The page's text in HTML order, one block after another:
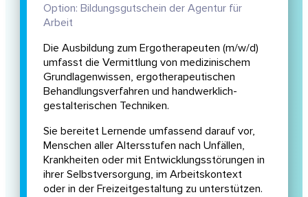
Option: Bildungsgutschein der Agentur für
Arbeit
Die Ausbildung zum Ergotherapeuten (m/w/d)
umfasst die Vermittlung von medizinischem
Grundlagenwissen, ergotherapeutischen
Behandlungsverfahren und handwerklich-
gestalterischen Techniken.
Sie bereitet Lernende umfassend darauf vor,
Menschen aller Altersstufen nach Unfällen,
Krankheiten oder mit Entwicklungsstörungen in
ihrer Selbstversorgung, im Arbeitskontext
oder in der Freizeitgestaltung zu unterstützen.